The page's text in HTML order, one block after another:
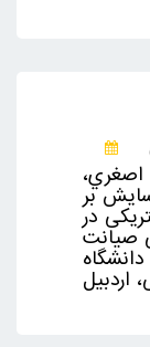
تاثیر فرسایش بر
در
صیانت